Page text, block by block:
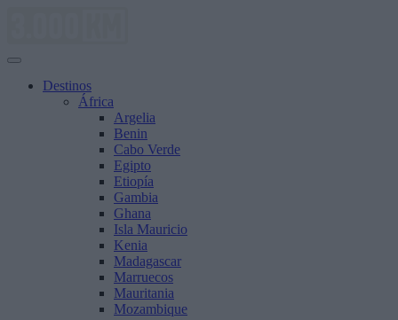
Destinos
África
Argelia
Benin
Cabo Verde
Egipto
Etiopía
Gambia
Ghana
Isla Mauricio
Kenia
Madagascar
Marruecos
Mauritania
Mozambique